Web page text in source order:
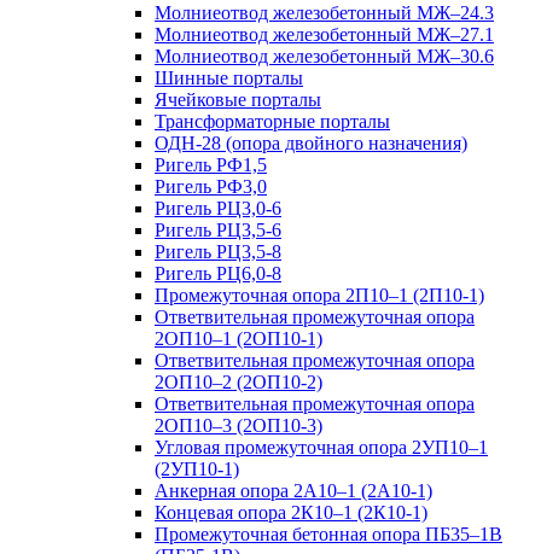
Молниеотвод железобетонный МЖ–24.3
Молниеотвод железобетонный МЖ–27.1
Молниеотвод железобетонный МЖ–30.6
Шинные порталы
Ячейковые порталы
Трансформаторные порталы
ОДН-28 (опора двойного назначения)
Ригель РФ1,5
Ригель РФ3,0
Ригель РЦ3,0-6
Ригель РЦ3,5-6
Ригель РЦ3,5-8
Ригель РЦ6,0-8
Промежуточная опора 2П10–1 (2П10-1)
Ответвительная промежуточная опора
2ОП10–1 (2ОП10-1)
Ответвительная промежуточная опора
2ОП10–2 (2ОП10-2)
Ответвительная промежуточная опора
2ОП10–3 (2ОП10-3)
Угловая промежуточная опора 2УП10–1
(2УП10-1)
Анкерная опора 2А10–1 (2А10-1)
Концевая опора 2К10–1 (2К10-1)
Промежуточная бетонная опора ПБ35–1В